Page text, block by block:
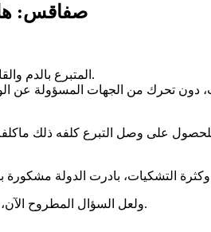
صفاقس: هل
المتبرع بالدم والقاصد المركز الجهوي للتبرع بصفاقس، يظطر إلى البقاء ساعات طويلة وهو ينتظر دوره، تصل أحيانا لعشر ساعات أو أكثر.
دون تحرك من الجهات المسؤولة عن
على وصل التبرع كلفه ذلك
ولعل السؤال المطروح الآن، هل تساهم هذه المنصة في الحد من الإكتضاض والقطع مع الطرق الملتوية التى يتبعها البعض للحصول على وصل التبرع.